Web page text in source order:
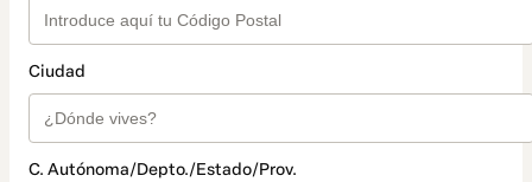
Ciudad
C. Autónoma/Depto./Estado/Prov.